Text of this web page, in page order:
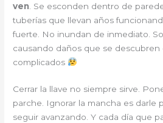
ven . Se esconden dentro de
tuberías que llevan años
fuerte. No inundan de inmediato.
causando daños que se descubren
complicados
Cerrar la llave no siempre sirve.
parche. Ignorar la mancha es darle
seguir avanzando. Y cada día que